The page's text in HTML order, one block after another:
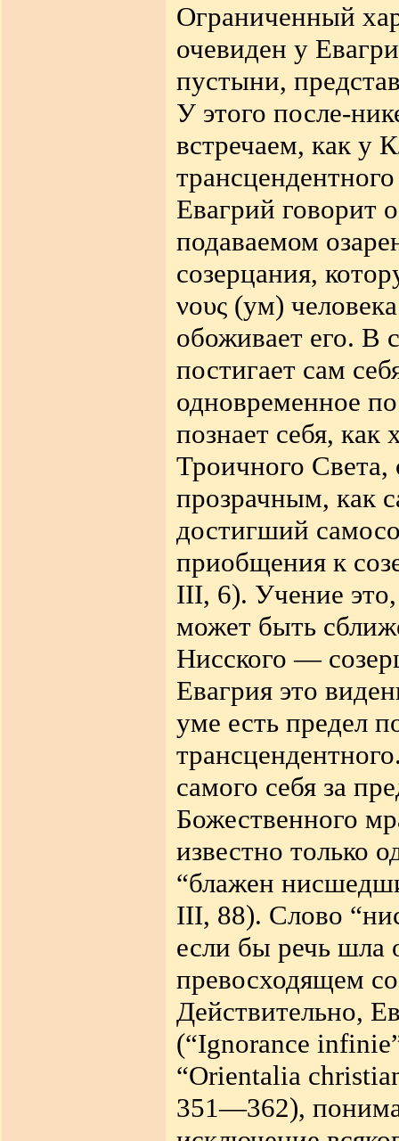
Ограниченный
очевиден у
пустыни,
У этого после-
встречаем, как у
Евагрий говорит
подаваемом
созерцания,
νους (ум)
обоживает его. В
постигает сам
одновременное
познает себя,
Троичного Света,
прозрачным, как
достигший
приобщения к
III, 6). Учение
может быть
Нисского —
Евагрия это
уме есть предел
самого себя за
Божественного
известно только
“блажен
III, 88). Слово
если бы речь шла
превосходящем
Действительно,
(“Ignorance
“Orientalia
351—362),